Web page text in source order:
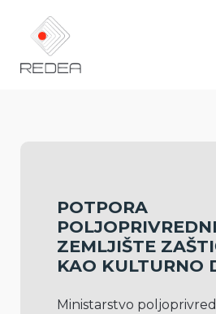
POTPORA
ZEMLJIŠTE
KAO KULTURNO
Ministarstvo